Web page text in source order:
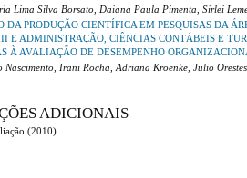
Lima Silva Borsato, Daiana Paula Pimenta, Sirlei
DA PRODUÇÃO CIENTÍFICA EM PESQUISAS DA
E ADMINISTRAÇÃO, CIÊNCIAS CONTÁBEIS E
À AVALIAÇÃO DE DESEMPENHO
Nascimento, Irani Rocha, Adriana Kroenke, Julio
ADICIONAIS
(2010)